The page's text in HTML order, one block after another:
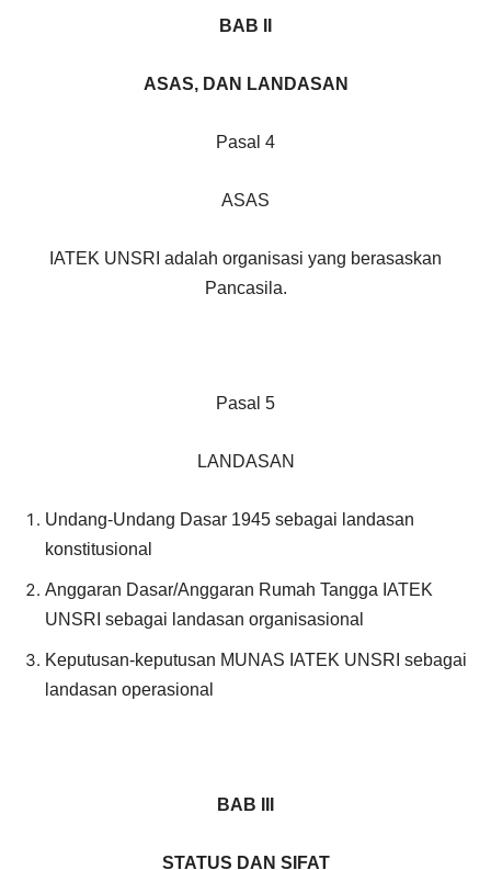
BAB II
ASAS, DAN LANDASAN
Pasal 4
ASAS
IATEK UNSRI adalah organisasi yang berasaskan
Pancasila.
Pasal 5
LANDASAN
Undang-Undang Dasar 1945 sebagai landasan
konstitusional
Anggaran Dasar/Anggaran Rumah Tangga IATEK
UNSRI sebagai landasan organisasional
Keputusan-keputusan MUNAS IATEK UNSRI sebagai
landasan operasional
BAB III
STATUS DAN SIFAT